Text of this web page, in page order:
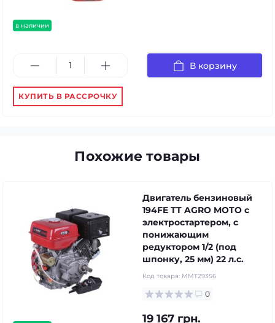
в наличии
В корзину
КУПИТЬ В РАССРОЧКУ
Похожие товары
Двигатель бензиновый
194FE TT AGRO MOTO с
электростартером, с
понижающим
редуктором 1/2 (под
шпонку, 25 мм) 22 л.с.
Код товара: MMT29356
0
19 167 грн.